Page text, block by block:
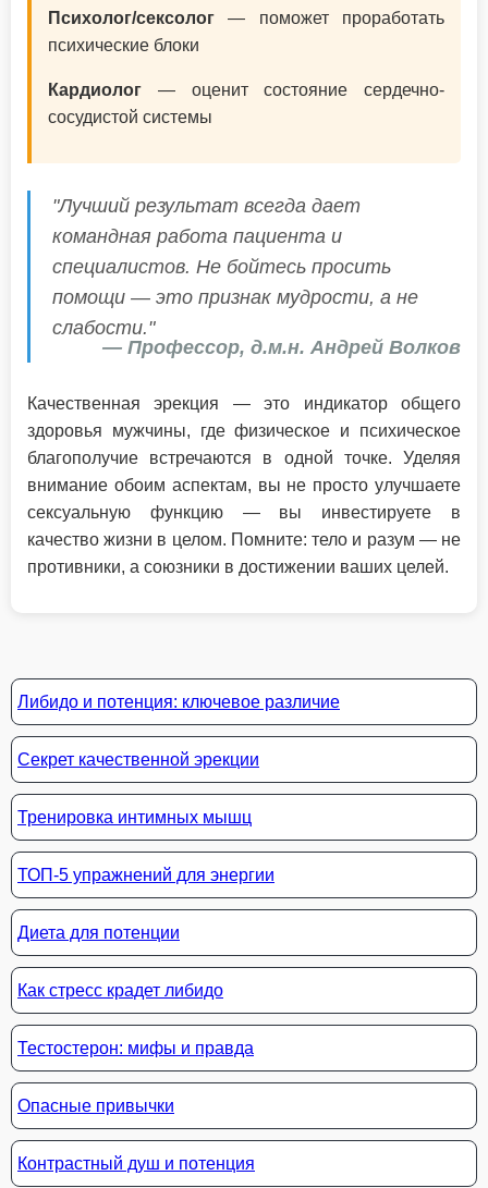
Психолог/сексолог — поможет проработать
психические блоки
Кардиолог — оценит состояние сердечно-
сосудистой системы
"Лучший результат всегда дает
командная работа пациента и
специалистов. Не бойтесь просить
помощи — это признак мудрости, а не
слабости."
— Профессор, д.м.н. Андрей Волков
Качественная эрекция — это индикатор общего
здоровья мужчины, где физическое и психическое
благополучие встречаются в одной точке. Уделяя
внимание обоим аспектам, вы не просто улучшаете
сексуальную функцию — вы инвестируете в
качество жизни в целом. Помните: тело и разум — не
противники, а союзники в достижении ваших целей.
Либидо и потенция: ключевое различие
Секрет качественной эрекции
Тренировка интимных мышц
ТОП-5 упражнений для энергии
Диета для потенции
Как стресс крадет либидо
Тестостерон: мифы и правда
Опасные привычки
Контрастный душ и потенция